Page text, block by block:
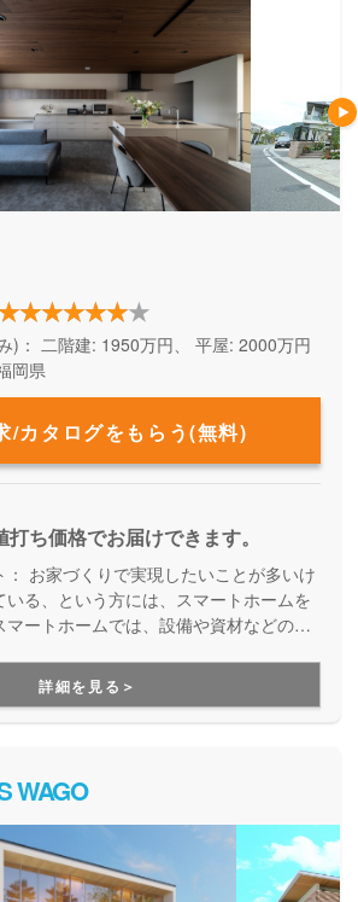
)： 二階建: 1950万円、 平屋: 2000万円
岡県
/カタログをもらう(無料)
ち価格でお届けできます。
お家づくりで実現したいことが多いけ
いる、という方には、スマートホームを
マートホームでは、設備や資材などの初
出来るお家づくりをしています。設計自
性能性も高いお住まいをご提案してくれ
み続けることが出来るお家を実現でき
詳細を見る＞
WAGO